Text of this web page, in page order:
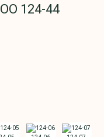
124-44